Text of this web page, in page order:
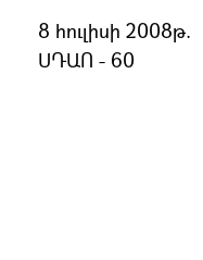
8 հուլիսի 2008թ.
ՍԴԱՈ - 60